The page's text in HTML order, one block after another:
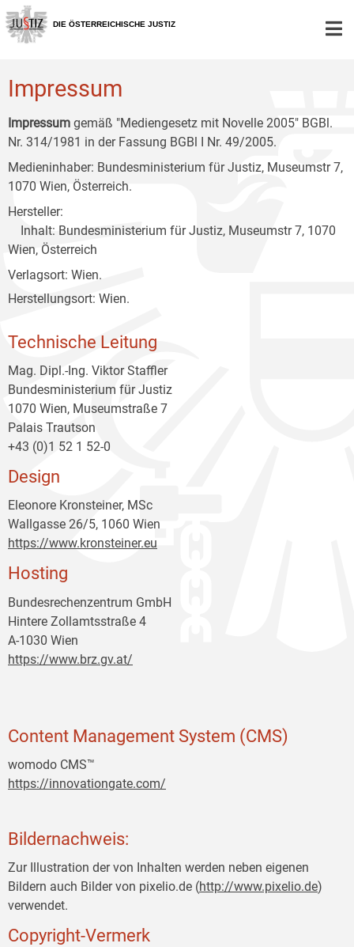
Zur
Hauptnavigation
[1]
Zum
Inhalt
[2]
Zum
Untermenü
[3]
DIE ÖSTERREICHISCHE JUSTIZ
Impressum
Impressum gemäß "Mediengesetz mit Novelle 2005" BGBl.
Nr. 314/1981 in der Fassung BGBl I Nr. 49/2005.
Medieninhaber: Bundesministerium für Justiz, Museumstr 7,
1070 Wien, Österreich.
Hersteller:
Inhalt: Bundesministerium für Justiz, Museumstr 7, 1070
Wien, Österreich
Verlagsort: Wien.
Herstellungsort: Wien.
Technische Leitung
Mag. Dipl.-Ing. Viktor Staffler
Bundesministerium für Justiz
1070 Wien, Museumstraße 7
Palais Trautson
+43 (0)1 52 1 52-0
Design
Eleonore Kronsteiner, MSc
Wallgasse 26/5, 1060 Wien
https://www.kronsteiner.eu
Hosting
Bundesrechenzentrum GmbH
Hintere Zollamtsstraße 4
A-1030 Wien
https://www.brz.gv.at/
Content Management System (CMS)
womodo CMS™
https://innovationgate.com/
Bildernachweis:
Zur Illustration der von Inhalten werden neben eigenen
Bildern auch Bilder von pixelio.de (http://www.pixelio.de)
verwendet.
Copyright-Vermerk